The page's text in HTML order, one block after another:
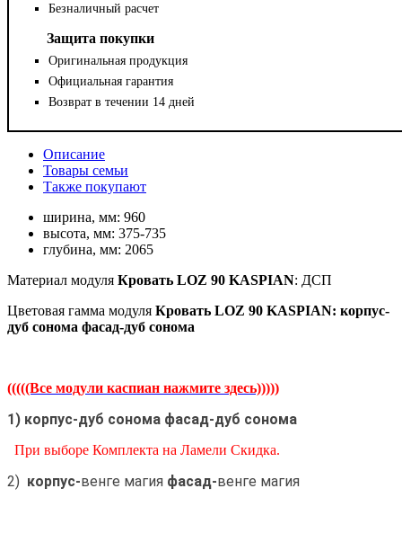
Безналичный расчет
Защита покупки
Оригинальная продукция
Официальная гарантия
Возврат в течении 14 дней
Описание
Товары семьи
Также покупают
ширина, мм: 960
высота, мм: 375-735
глубина, мм: 2065
Материал модуля Кровать LOZ 90 KASPIAN: ДСП
Цветовая гамма модуля Кровать LOZ 90 KASPIAN: корпус-
дуб сонома фасад-дуб сонома
(((((Все модули каспиан нажмите здесь)))))
1) корпус-дуб сонома фасад-дуб сонома
При выборе Комплекта на Ламели Скидка.
2) корпус-венге магия фасад-венге магия